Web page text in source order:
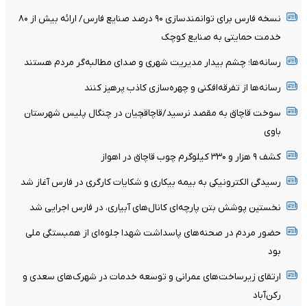
نسخه فارس برای توانمندسازی ۹۰ درصد صنایع فارس/ ارائه بیش از ۸۰
خدمت حمایتی به صنایع کوچک
رسانه‌ها؛ چشم بیدار مدیریت شهری و صدای مطالبه‌گر مردم هستند
رسانه‌ها از تفرقه‌افکنی و چهره‌سازی کاذب پرهیز کنند
سوخت قاچاق به مقصد نرسید/قاچاقچیان در چنگال پلیس شهرستان
باوی
کشف ۹ هزار و ۳۳۰ کیلوگرم چوب قاچاق در اهواز
رسیدگی الکترونیکی به بیمه بیکاری و شکایات کارگری در فارس آغاز شد
نخستین پوشش بتن پارچه‌ای کانال‌های آبیاری، در فارس اجرایی شد
حضور مردم در صحنه‌های پاسداشت شهدا جلوه‌ای از همبستگی ملی
بود
ارتقای زیرساخت‌های عمرانی و توسعه خدمات در شهرک‌های سعدی و
رکن‌آباد